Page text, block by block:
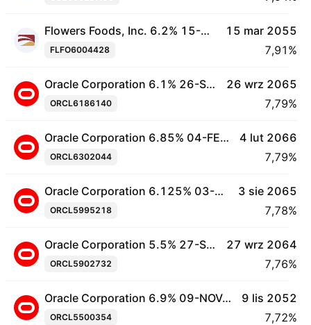
Flowers Foods, Inc. 6.2% 15-MAR-2055
FLFO6004428 7,91%
15 mar 2055
Oracle Corporation 6.1% 26-SEP-2065
ORCL6186140 7,79%
26 wrz 2065
Oracle Corporation 6.85% 04-FEB-2066
ORCL6302044 7,79%
4 lut 2066
Oracle Corporation 6.125% 03-AUG-2065
ORCL5995218 7,78%
3 sie 2065
Oracle Corporation 5.5% 27-SEP-2064
ORCL5902732 7,76%
27 wrz 2064
Oracle Corporation 6.9% 09-NOV-2052
ORCL5500354 7,72%
9 lis 2052